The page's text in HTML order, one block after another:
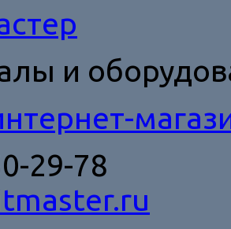
и
29-78